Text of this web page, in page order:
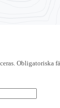
Obligatoriska